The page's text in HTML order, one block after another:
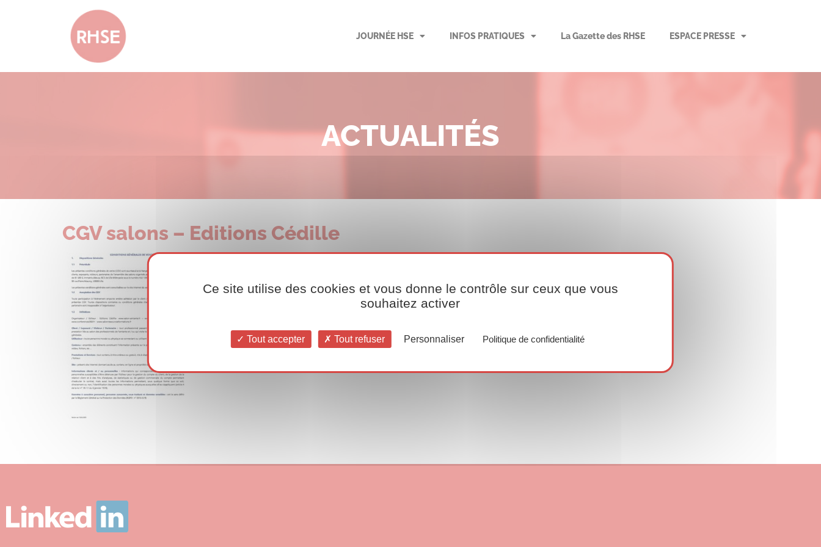
JOURNÉE HSE INFOS PRATIQUES La Gazette des RHSE ESPACE PRESSE
ACTUALITÉS
CGV salons – Editions Cédille
Ce site utilise des cookies et vous donne le contrôle sur ceux que vous
souhaitez activer
Tout accepter Tout refuser Personnaliser Politique de confidentialité